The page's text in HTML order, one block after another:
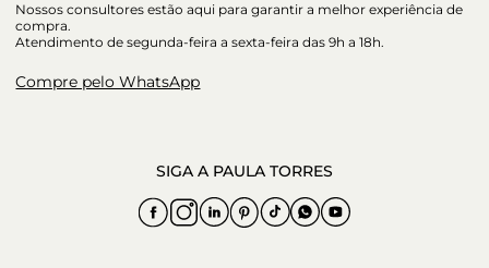
Nossos consultores estão aqui para garantir a melhor experiência de
compra.
Atendimento de segunda-feira a sexta-feira das 9h a 18h.
Compre pelo WhatsApp